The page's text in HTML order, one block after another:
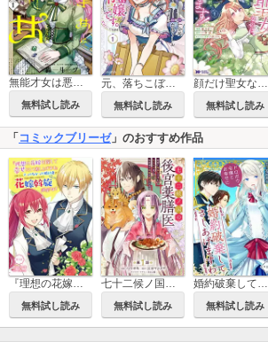
無能才女は悪女になりたい
無料試し読み
元、落ちこぼれ公爵令嬢です。THE COMIC
無料試し読み 無料試し読み
「コミックブリーゼ」のおすすめ作品
『理想の花嫁を探して幸せにして差し上げます』と言ったら、そっけなかった婚約者が何故か関わってきますが、花嫁斡旋頑張ります
無料試し読み
七十二候ノ国の後宮薬膳医 ～見習い陶仙女ですが、もふもふ達とお妃様の問題を解決します～
無料試し読み
婚約破棄してさしあげますわ ～ドロボウ令嬢とお幸せに～
無料試し読み